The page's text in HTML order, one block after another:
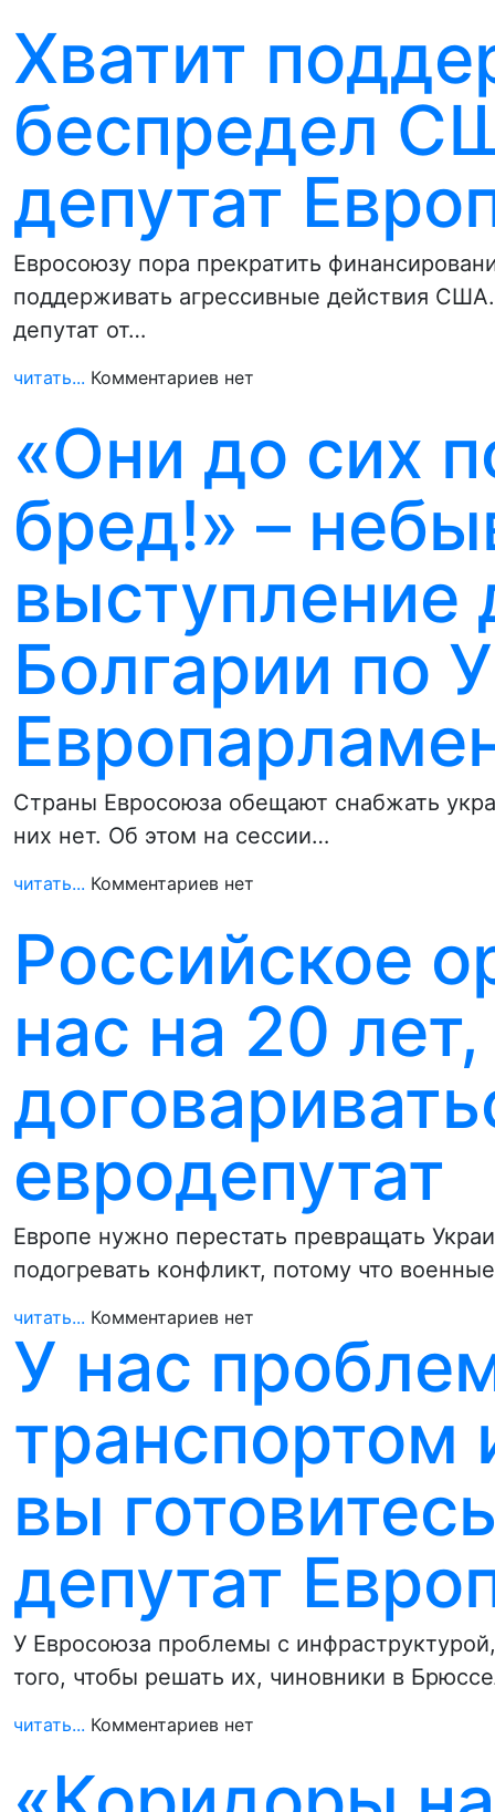
Хватит
беспредел
депутат
Евросоюзу пора прекратить
поддерживать агрессивные действия
депутат от…
читать... Комментариев нет
«Они до сих
бред!» –
выступление
Болгарии по
Страны Евросоюза обещают снабжать
них нет. Об этом на сессии…
читать... Комментариев нет
Российское
нас на 20
евродепутат
Европе нужно перестать превращать
подогревать конфликт, потому что
читать... Комментариев нет
У нас
транспортом
вы
депутат
У Евросоюза проблемы с
того, чтобы решать их, чиновники в
читать... Комментариев нет